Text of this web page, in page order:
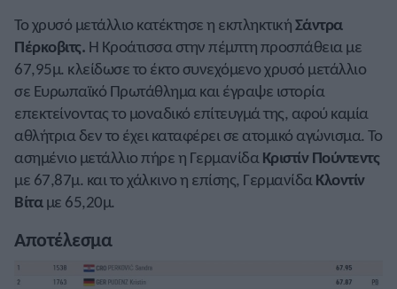
Το χρυσό μετάλλιο κατέκτησε η εκπληκτικήΣάντρα
Πέρκοβιτς. Η Κροάτισσα στην πέμπτη προσπάθεια με
67,95μ. κλείδωσε το έκτο συνεχόμενο χρυσό μετάλλιο
σε Ευρωπαϊκό Πρωτάθλημα και έγραψε ιστορία
επεκτείνοντας το μοναδικό επίτευγμά της, αφού καμία
αθλήτρια δεν το έχει καταφέρει σε ατομικό αγώνισμα. Το
ασημένιο μετάλλιο πήρε η ΓερμανίδαΚριστίν Πούντεντς
με 67,87μ. και το χάλκινο η επίσης, ΓερμανίδαΚλοντίν
Βίταμε 65,20μ.
Αποτέλεσμα